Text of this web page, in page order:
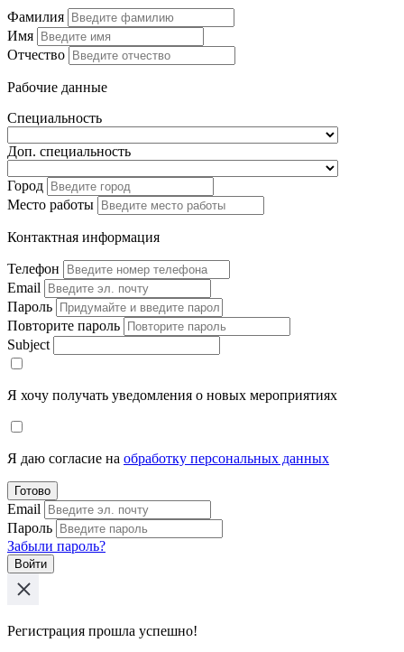
Фамилия
Имя
Отчество
Рабочие данные
Специальность
Доп. специальность
Город
Место работы
Контактная информация
Телефон
Email
Пароль
Повторите пароль
Subject
Я хочу получать уведомления о новых мероприятиях
Я даю согласие на обработку персональных данных
Готово
Email
Пароль
Забыли пароль?
Войти
Регистрация прошла успешно!